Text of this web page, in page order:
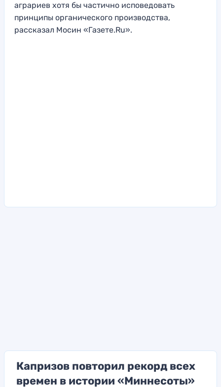
аграриев хотя бы частично исповедовать
принципы органического производства,
рассказал Мосин «Газете.Ru».
Капризов повторил рекорд всех
времен в истории «Миннесоты»